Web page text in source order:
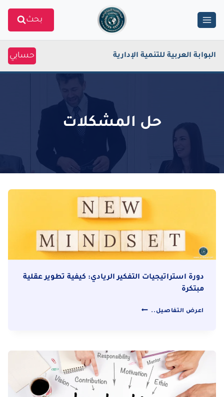
بحث
البوابة العربية للتنمية الإدارية حسابي
حل المشكلات
دورة استراتيجيات التفكير الريادي: كيفية تطوير عقلية
مبتكرة
اعرض التفاصيل.. دورة
كيفية
تطوير
عقلية
مبتكرة